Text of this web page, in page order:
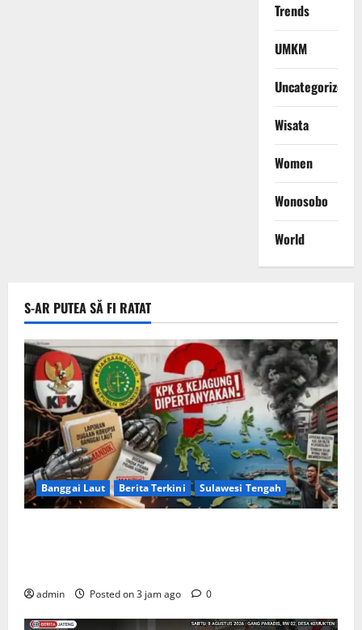
Trends
UMKM
Uncategorized
Wisata
Women
Wonosobo
World
S-AR PUTEA SĂ FI RATAT
Banggai Laut Berita Terkini Sulawesi Tengah
admin Posted on 3 jam ago 0